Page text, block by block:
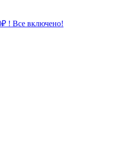
! Все включено!